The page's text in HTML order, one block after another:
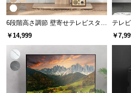
い
て
中
型
商
品
6段階高さ調節 壁寄せテレビスタン
ド キャスター付き 左右角度調節機
￥14,999
テレ
下左
￥